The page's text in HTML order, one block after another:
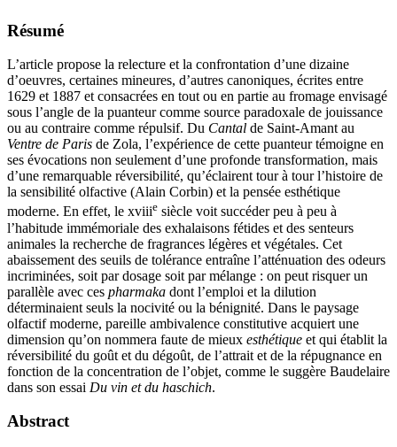
Résumé
L’article propose la relecture et la confrontation d’une dizaine
d’oeuvres, certaines mineures, d’autres canoniques, écrites entre
1629 et 1887 et consacrées en tout ou en partie au fromage envisagé
sous l’angle de la puanteur comme source paradoxale de jouissance
ou au contraire comme répulsif. Du Cantal de Saint-Amant au
Ventre de Paris de Zola, l’expérience de cette puanteur témoigne en
ses évocations non seulement d’une profonde transformation, mais
d’une remarquable réversibilité, qu’éclairent tour à tour l’histoire de
la sensibilité olfactive (Alain Corbin) et la pensée esthétique
moderne. En effet, le xviiie siècle voit succéder peu à peu à
l’habitude immémoriale des exhalaisons fétides et des senteurs
animales la recherche de fragrances légères et végétales. Cet
abaissement des seuils de tolérance entraîne l’atténuation des odeurs
incriminées, soit par dosage soit par mélange : on peut risquer un
parallèle avec ces pharmaka dont l’emploi et la dilution
déterminaient seuls la nocivité ou la bénignité. Dans le paysage
olfactif moderne, pareille ambivalence constitutive acquiert une
dimension qu’on nommera faute de mieux esthétique et qui établit la
réversibilité du goût et du dégoût, de l’attrait et de la répugnance en
fonction de la concentration de l’objet, comme le suggère Baudelaire
dans son essai Du vin et du haschich.
Abstract